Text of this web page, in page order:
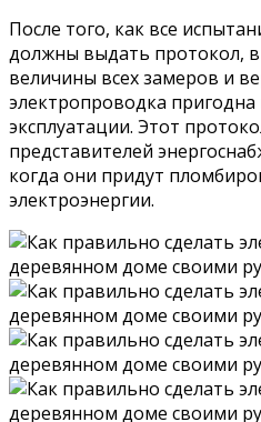
После того, как все
должны выдать протокол,
величины всех замеров и
электропроводка
эксплуатации. Этот
представителей
когда они придут
электроэнергии.